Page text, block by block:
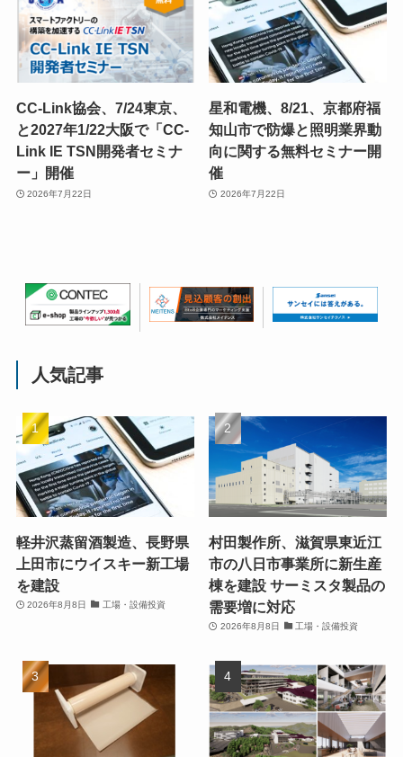
CC-Link協会、7/24東京、
と2027年1/22大阪で「CC-
Link IE TSN開発者セミナ
ー」開催
2026年7月22日
星和電機、8/21、京都府福
知山市で防爆と照明業界動
向に関する無料セミナー開
催
2026年7月22日
人気記事
軽井沢蒸留酒製造、長野県
上田市にウイスキー新工場
を建設
2026年8月8日 工場・設備投資
村田製作所、滋賀県東近江
市の八日市事業所に新生産
棟を建設 サーミスタ製品の
需要増に対応
2026年8月8日 工場・設備投資